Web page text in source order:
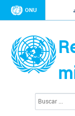
ONU
s